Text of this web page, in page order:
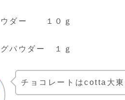
ウダー １０ｇ
パウダー １ｇ
チョコレートはcotta大